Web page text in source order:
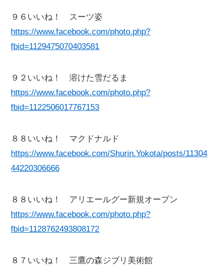
９６いいね！ スーツ姿
https://www.facebook.com/photo.php?
fbid=1129475070403581
９２いいね！ 溶けた雪だるま
https://www.facebook.com/photo.php?
fbid=1122506017767153
８８いいね！ マクドナルド
https://www.facebook.com/Shurin.Yokota/posts/11304
44220306666
８８いいね！ アリエールグー新規オープン
https://www.facebook.com/photo.php?
fbid=1128762493808172
８７いいね！ 三鷹の森ジブリ美術館